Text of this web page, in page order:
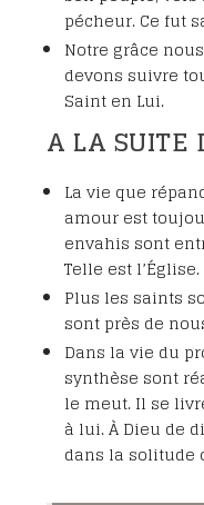
pécheur. Ce fut
Notre grâce
devons suivre
Saint en Lui.
A LA SUITE
La vie que
amour est
envahis sont
Telle est l’Église.
Plus les saints
sont près de
Dans la vie du
synthèse sont
le meut. Il se
à lui. À Dieu de
dans la solitude